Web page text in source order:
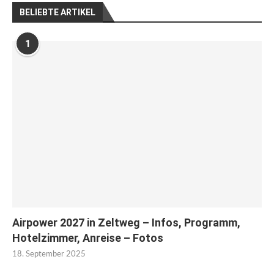
BELIEBTE ARTIKEL
1
Airpower 2027 in Zeltweg – Infos, Programm,
Hotelzimmer, Anreise – Fotos
18. September 2025